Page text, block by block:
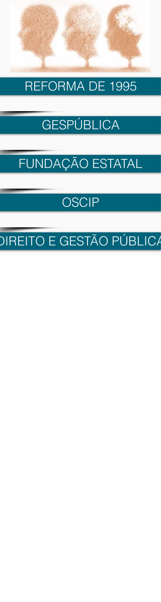
REFORMA DE 1995
GESPÚBLICA
FUNDAÇÃO ESTATAL
OSCIP
E GESTÃO PÚBLICA